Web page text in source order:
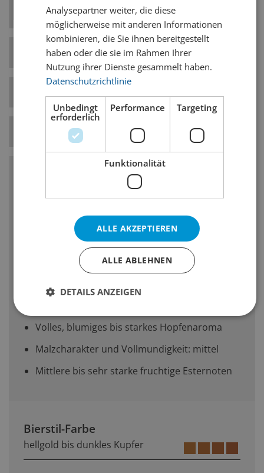
Aromahopfen.
Hefe-Art Obergärig
Temperatur 8° C
Alkoholgehalt
Verwendung von englischen oder
amerikanischen Hopfensorten, hohe
Hopfengabe
Verwendung von Wasser mit hohem
Volles, blumiges bis starkes Hopfenaroma
Malzcharakter und Vollmundigkeit: mittel
Mittlere bis sehr starke fruchtige Esternoten
Bierstil-Farbe
hellgold bis dunkles Kupfer
Analysepartner weiter, die diese
möglicherweise mit anderen Informationen
kombinieren, die Sie ihnen bereitgestellt
haben oder die sie im Rahmen Ihrer
Nutzung ihrer Dienste gesammelt haben.
Datenschutzrichtlinie
Unbedingt
erforderlich
Performance Targeting
Funktionalität
ALLE AKZEPTIEREN
ALLE ABLEHNEN
DETAILS ANZEIGEN